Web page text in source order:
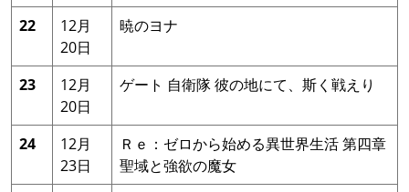
22
12月
20日
暁のヨナ
23
12月
20日
ゲート 自衛隊 彼の地にて、斯く戦えり
24
12月
23日
Ｒｅ：ゼロから始める異世界生活 第四章
聖域と強欲の魔女